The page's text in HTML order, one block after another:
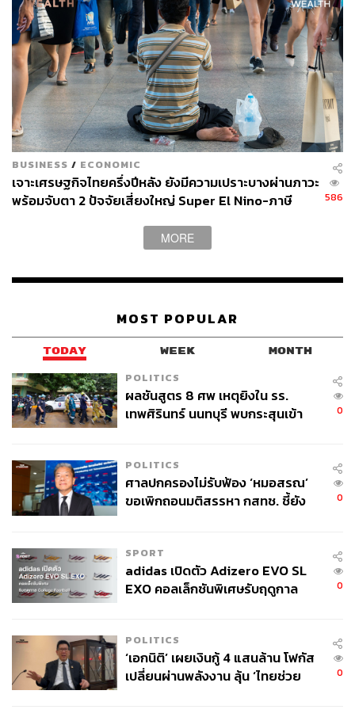
BUSINESS / ECONOMIC
เจาะเศรษฐกิจไทยครึ่งปีหลัง ยังมีความเปราะบางผ่านภาวะ
พร้อมจับตา 2 ปัจจัยเสี่ยงใหญ่ Super El Nino-ภาษี
586
MORE
MOST POPULAR
TODAY WEEK MONTH
POLITICS
ผลชันสูตร 8 ศพ เหตุยิงใน รร.
เทพศิรินทร์ นนทบุรี พบกระสุนเข้า
0
POLITICS
ศาลปกครองไม่รับฟ้อง ‘หมอสรณ’
ขอเพิกถอนมติสรรหา กสทช. ชี้ยัง
0
SPORT
adidas เปิดตัว Adizero EVO SL
EXO คอลเล็กชันพิเศษรับฤดูกาล
0
POLITICS
‘เอกนิติ’ เผยเงินกู้ 4 แสนล้าน โฟกัส
เปลี่ยนผ่านพลังงาน ลุ้น ‘ไทยช่วย
0